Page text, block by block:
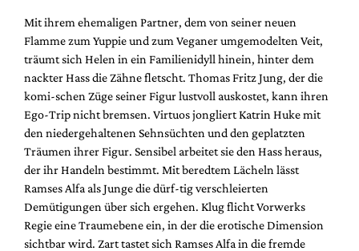
Mit ihrem ehemaligen Partner, dem von seiner neuen
Flamme zum Yuppie und zum Veganer umgemodelten Veit,
träumt sich Helen in ein Familienidyll hinein, hinter dem
nackter Hass die Zähne fletscht. Thomas Fritz Jung, der die
komi-schen Züge seiner Figur lustvoll auskostet, kann ihren
Ego-Trip nicht bremsen. Virtuos jongliert Katrin Huke mit
den niedergehaltenen Sehnsüchten und den geplatzten
Träumen ihrer Figur. Sensibel arbeitet sie den Hass heraus,
der ihr Handeln bestimmt. Mit beredtem Lächeln lässt
Ramses Alfa als Junge die dürf-tig verschleierten
Demütigungen über sich ergehen. Klug flicht Vorwerks
Regie eine Traumebene ein, in der die erotische Dimension
sichtbar wird. Zart tastet sich Ramses Alfa in die fremde